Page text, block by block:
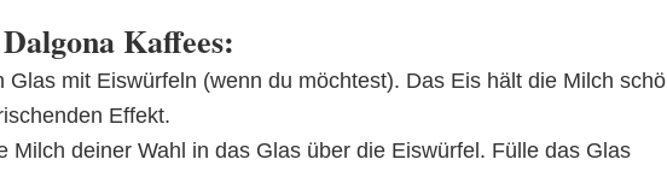
Kaffees:
Glas mit Eiswürfeln (wenn du möchtest). Das Eis hält die Milch
Effekt.
Milch deiner Wahl in das Glas über die Eiswürfel. Fülle das Glas